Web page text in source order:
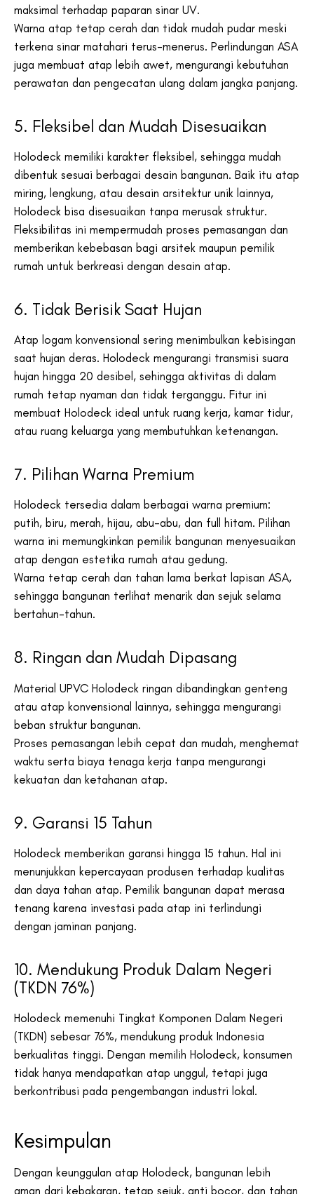
maksimal terhadap paparan sinar UV.
Warna atap tetap cerah dan tidak mudah pudar meski
terkena sinar matahari terus-menerus. Perlindungan ASA
juga membuat atap lebih awet, mengurangi kebutuhan
perawatan dan pengecatan ulang dalam jangka panjang.
5. Fleksibel dan Mudah Disesuaikan
Holodeck memiliki karakter fleksibel, sehingga mudah
dibentuk sesuai berbagai desain bangunan. Baik itu atap
miring, lengkung, atau desain arsitektur unik lainnya,
Holodeck bisa disesuaikan tanpa merusak struktur.
Fleksibilitas ini mempermudah proses pemasangan dan
memberikan kebebasan bagi arsitek maupun pemilik
rumah untuk berkreasi dengan desain atap.
6. Tidak Berisik Saat Hujan
Atap logam konvensional sering menimbulkan kebisingan
saat hujan deras. Holodeck mengurangi transmisi suara
hujan hingga 20 desibel, sehingga aktivitas di dalam
rumah tetap nyaman dan tidak terganggu. Fitur ini
membuat Holodeck ideal untuk ruang kerja, kamar tidur,
atau ruang keluarga yang membutuhkan ketenangan.
7. Pilihan Warna Premium
Holodeck tersedia dalam berbagai warna premium:
putih, biru, merah, hijau, abu-abu, dan full hitam. Pilihan
warna ini memungkinkan pemilik bangunan menyesuaikan
atap dengan estetika rumah atau gedung.
Warna tetap cerah dan tahan lama berkat lapisan ASA,
sehingga bangunan terlihat menarik dan sejuk selama
bertahun-tahun.
8. Ringan dan Mudah Dipasang
Material UPVC Holodeck ringan dibandingkan genteng
atau atap konvensional lainnya, sehingga mengurangi
beban struktur bangunan.
Proses pemasangan lebih cepat dan mudah, menghemat
waktu serta biaya tenaga kerja tanpa mengurangi
kekuatan dan ketahanan atap.
9. Garansi 15 Tahun
Holodeck memberikan garansi hingga 15 tahun. Hal ini
menunjukkan kepercayaan produsen terhadap kualitas
dan daya tahan atap. Pemilik bangunan dapat merasa
tenang karena investasi pada atap ini terlindungi
dengan jaminan panjang.
10. Mendukung Produk Dalam Negeri
(TKDN 76%)
Holodeck memenuhi Tingkat Komponen Dalam Negeri
(TKDN) sebesar 76%, mendukung produk Indonesia
berkualitas tinggi. Dengan memilih Holodeck, konsumen
tidak hanya mendapatkan atap unggul, tetapi juga
berkontribusi pada pengembangan industri lokal.
Kesimpulan
Dengan keunggulan atap Holodeck, bangunan lebih
aman dari kebakaran, tetap sejuk, anti bocor, dan tahan